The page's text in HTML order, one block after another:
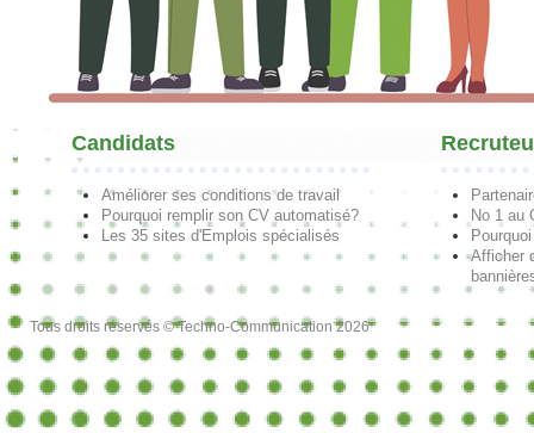
Candidats
Améliorer ses conditions de travail
Pourquoi remplir son CV automatisé?
Les 35 sites d'Emplois spécialisés
No 1 au
Afficher
Tous droits réservés © Techno-Communication 2026